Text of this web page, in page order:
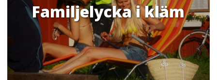
Familjelycka i kläm